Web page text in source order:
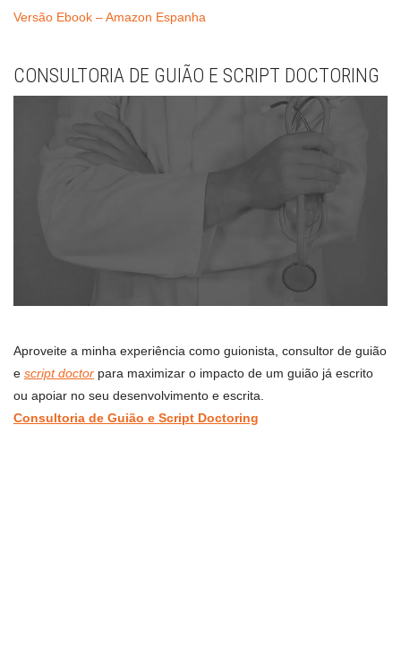
Versão Ebook – Amazon Espanha
CONSULTORIA DE GUIÃO E SCRIPT DOCTORING
Aproveite a minha experiência como guionista, consultor de guião
e script doctor para maximizar o impacto de um guião já escrito
ou apoiar no seu desenvolvimento e escrita.
Consultoria de Guião e Script Doctoring